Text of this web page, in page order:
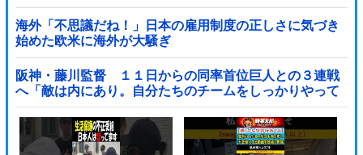
海外「不思議だね！」日本の雇用制度の正しさに気づき
始めた欧米に海外が大騒ぎ
阪神・藤川監督 １１日からの同率首位巨人との３連戦
へ「敵は内にあり。自分たちのチームをしっかりやって
いく」他